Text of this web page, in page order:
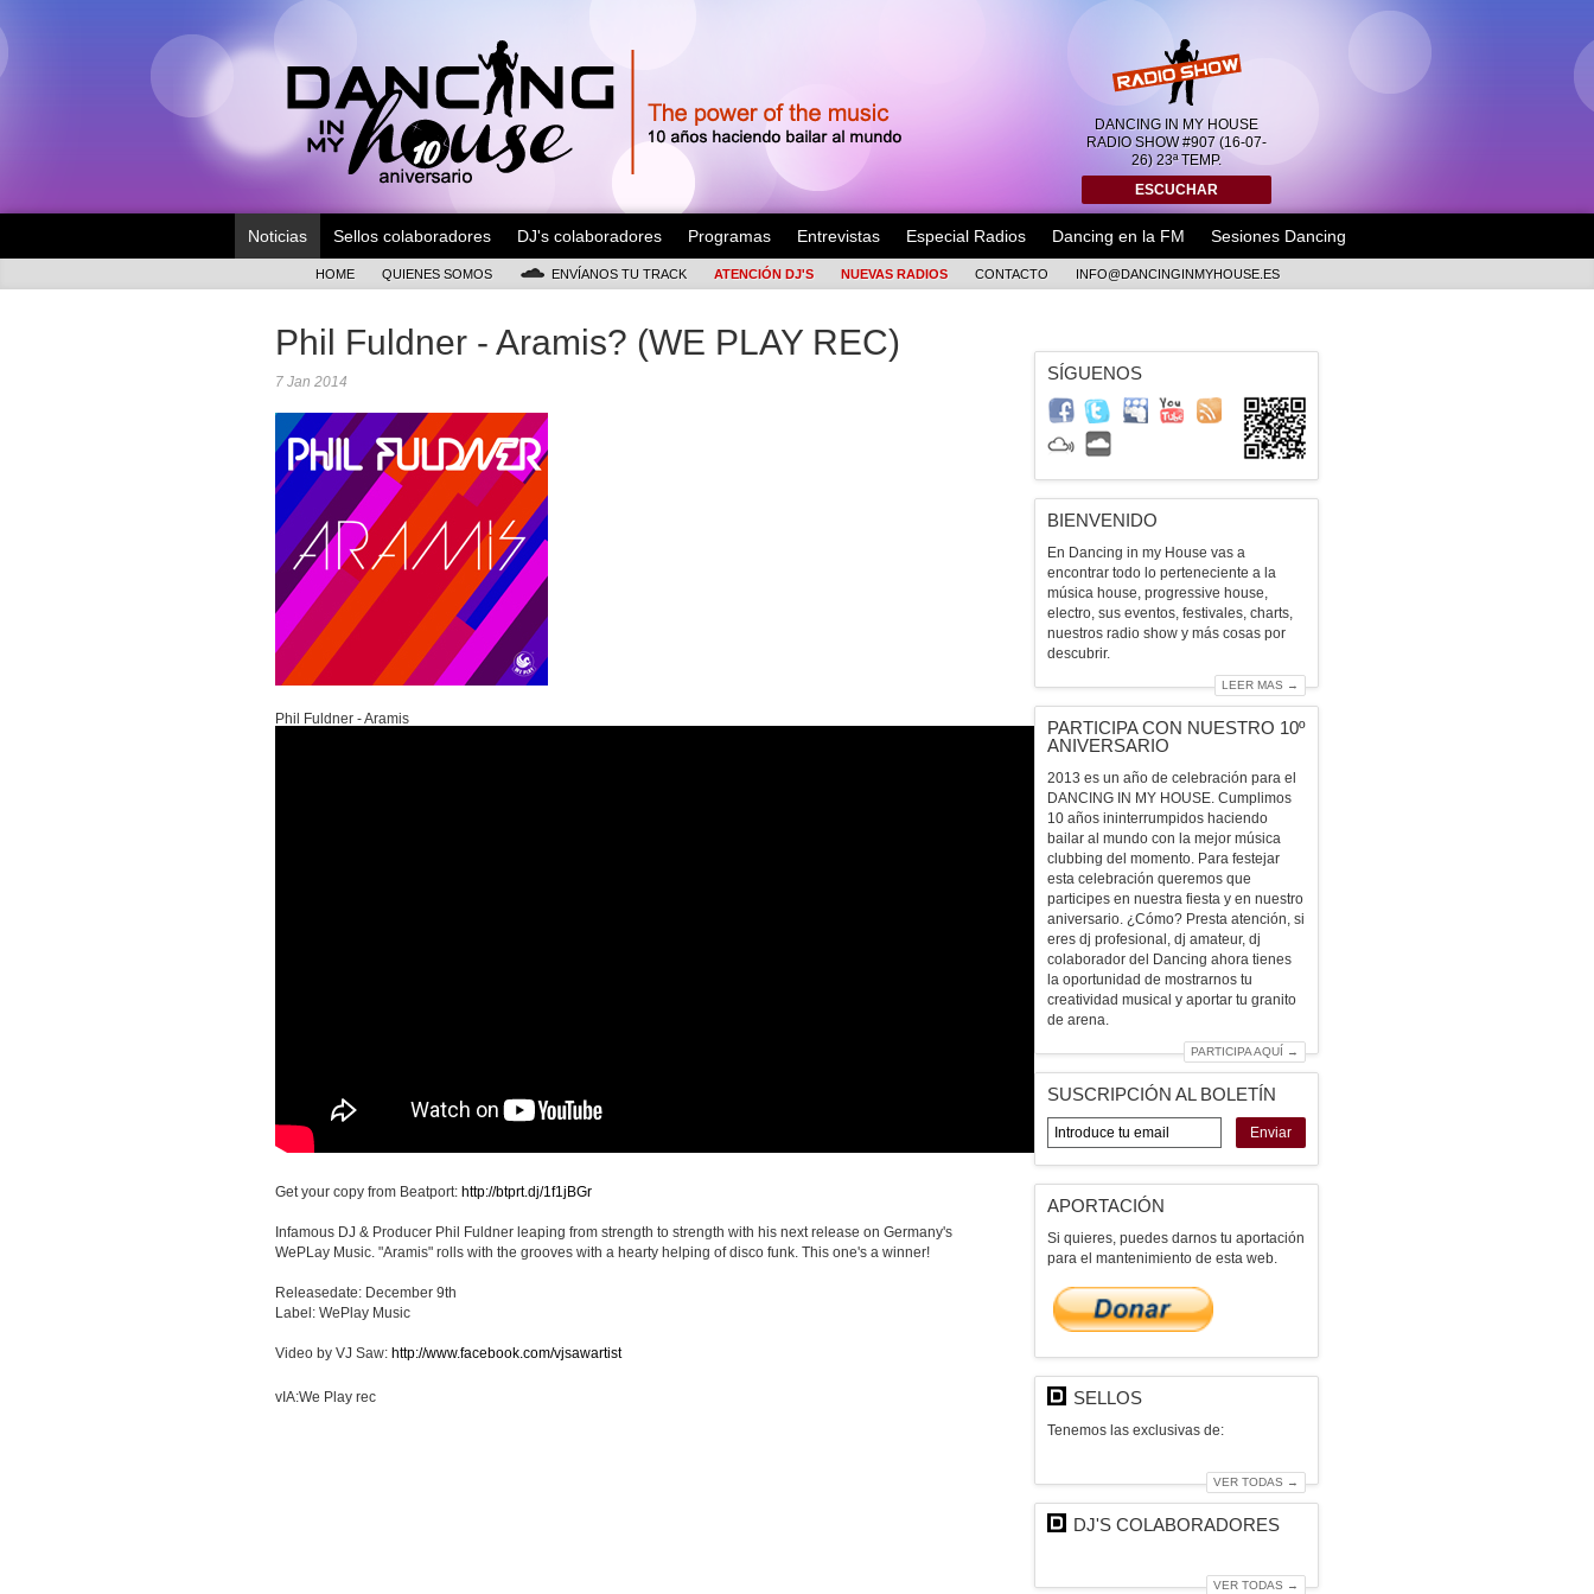
DANCING IN MY HOUSE
RADIO SHOW #907 (16-07-
26) 23ª TEMP.
ESCUCHAR
Noticias Sellos colaboradores DJ's colaboradores Programas Entrevistas Especial Radios Dancing en la FM Sesiones Dancing
HOME QUIENES SOMOS ENVÍANOS TU TRACK ATENCIÓN DJ'S NUEVAS RADIOS CONTACTO INFO@DANCINGINMYHOUSE.ES
Phil Fuldner - Aramis? (WE PLAY REC)
7 Jan 2014
Get your copy from Beatport: http://btprt.dj/1f1jBGr
Infamous DJ & Producer Phil Fuldner leaping from strength to strength with his next release on Germany's
WePLay Music. "Aramis" rolls with the grooves with a hearty helping of disco funk. This one's a winner!
Releasedate: December 9th
Label: WePlay Music
Video by VJ Saw: http://www.facebook.com/vjsawartist
vIA:We Play rec
SÍGUENOS
BIENVENIDO
En Dancing in my House vas a
encontrar todo lo perteneciente a la
música house, progressive house,
electro, sus eventos, festivales, charts,
nuestros radio show y más cosas por
descubrir.
LEER MAS →
PARTICIPA CON NUESTRO 10º
ANIVERSARIO
2013 es un año de celebración para el
DANCING IN MY HOUSE. Cumplimos
10 años ininterrumpidos haciendo
bailar al mundo con la mejor música
clubbing del momento. Para festejar
esta celebración queremos que
participes en nuestra fiesta y en nuestro
aniversario. ¿Cómo? Presta atención, si
eres dj profesional, dj amateur, dj
colaborador del Dancing ahora tienes
la oportunidad de mostrarnos tu
creatividad musical y aportar tu granito
de arena.
PARTICIPA AQUÍ →
SUSCRIPCIÓN AL BOLETÍN
Enviar
APORTACIÓN
Si quieres, puedes darnos tu aportación
para el mantenimiento de esta web.
SELLOS
Tenemos las exclusivas de:
VER TODAS →
DJ'S COLABORADORES
VER TODAS →